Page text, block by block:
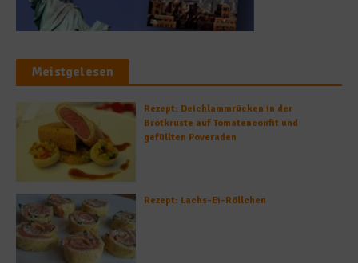
Meistgelesen
Rezept: Deichlammrücken in der
Brotkruste auf Tomatenconfit und
gefüllten Poveraden
Rezept: Lachs-Ei-Röllchen